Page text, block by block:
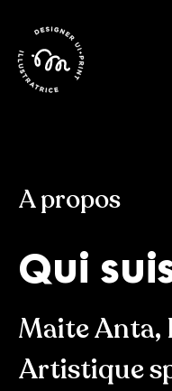
A propos
Qui
Maite
Artistique